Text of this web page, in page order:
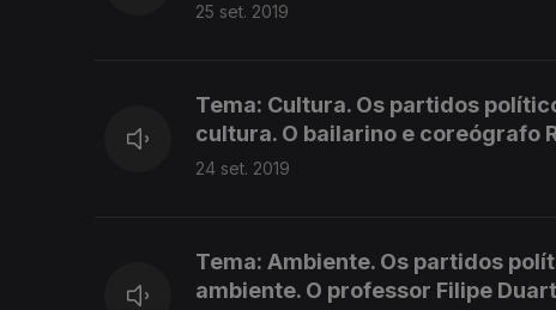
25 set. 2019
Tema: Cultura. Os partidos
cultura. O bailarino e coreógrafo
24 set. 2019
Tema: Ambiente. Os partidos
ambiente. O professor Filipe